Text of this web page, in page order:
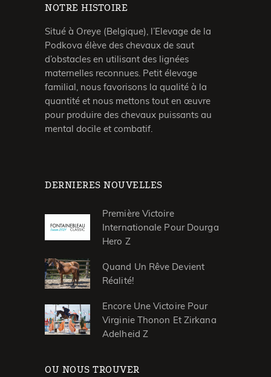
NOTRE HISTOIRE
Situé à Oreye (Belgique), l’Elevage de la
Podkova élève des chevaux de saut
d’obstacles en utilisant des lignées
maternelles reconnues. Petit élevage
familial, nous favorisons la qualité à la
quantité et nous mettons tout en œuvre
pour produire des chevaux puissants au
mental docile et combatif.
DERNIERES NOUVELLES
Première Victoire
Internationale Pour Dourga
Hero Z
Quand Un Rêve Devient
Réalité!
Encore Une Victoire Pour
Virginie Thonon Et Zirkana
Adelheid Z
OU NOUS TROUVER